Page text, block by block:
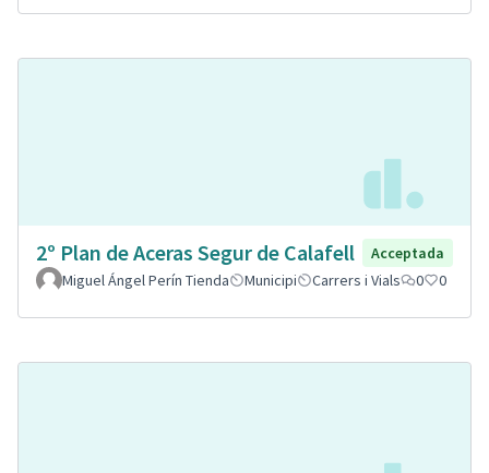
2º Plan de Aceras Segur de Calafell
Acceptada
Miguel Ángel Perín Tienda
Municipi Carrers i Vials 0 0